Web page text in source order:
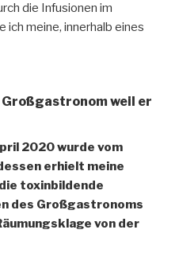
die Infusionen im
ich meine, innerhalb eines
weil er
2020 wurde vom
erhielt meine
toxinbildende
des Großgastronoms
von der